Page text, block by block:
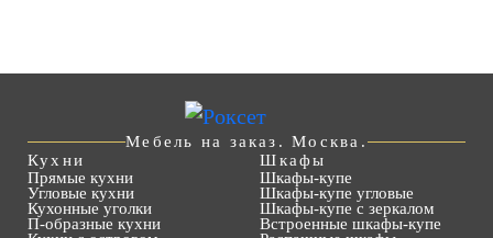
Мебель на заказ. Москва.
Кухни
Прямые кухни
Угловые кухни
Кухонные уголки
П-образные кухни
Шкафы
Шкафы-купе
Шкафы-купе угловые
Шкафы-купе с зеркалом
Встроенные шкафы-купе